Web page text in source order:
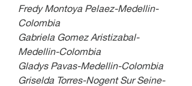
Fredy Montoya Pelaez-Medellin-
Colombia
Gabriela Gomez Aristizabal-
Medellin-Colombia
Gladys Pavas-Medellin-Colombia
Griselda Torres-Nogent Sur Seine-